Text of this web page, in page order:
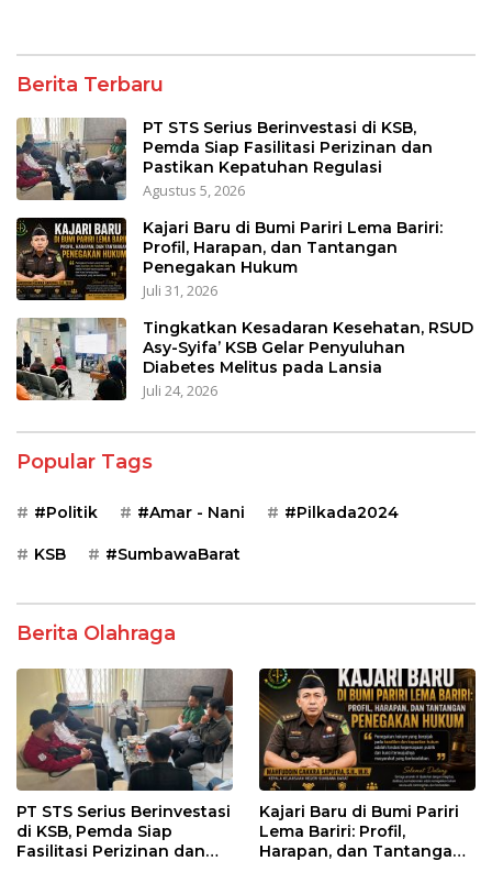
Berita Terbaru
PT STS Serius Berinvestasi di KSB,
Pemda Siap Fasilitasi Perizinan dan
Pastikan Kepatuhan Regulasi
Agustus 5, 2026
Kajari Baru di Bumi Pariri Lema Bariri:
Profil, Harapan, dan Tantangan
Penegakan Hukum
Juli 31, 2026
Tingkatkan Kesadaran Kesehatan, RSUD
Asy-Syifa’ KSB Gelar Penyuluhan
Diabetes Melitus pada Lansia
Juli 24, 2026
Popular Tags
#Politik #Amar - Nani #Pilkada2024
KSB #SumbawaBarat
Berita Olahraga
PT STS Serius Berinvestasi
di KSB, Pemda Siap
Fasilitasi Perizinan dan
Kajari Baru di Bumi Pariri
Lema Bariri: Profil,
Harapan, dan Tantangan